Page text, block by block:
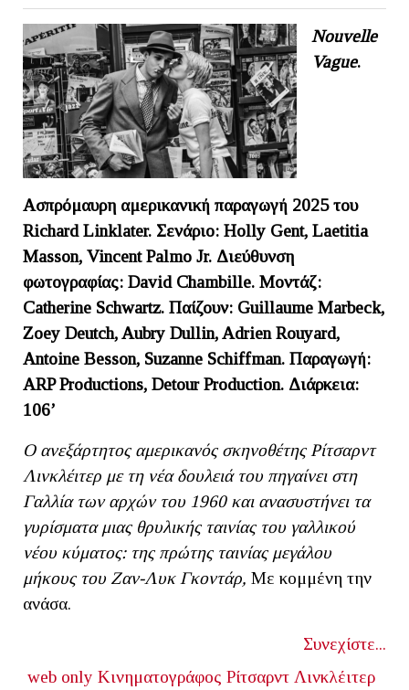
Nouvelle
Vague.
Ασπρόμαυρη αμερικανική παραγωγή 2025 του
Richard Linklater. Σενάριο: Holly Gent, Laetitia
Masson, Vincent Palmo Jr. Διεύθυνση
φωτογραφίας: David Chambille. Μοντάζ:
Catherine Schwartz. Παίζουν: Guillaume Marbeck,
Zoey Deutch, Aubry Dullin, Adrien Rouyard,
Antoine Besson, Suzanne Schiffman. Παραγωγή:
ARP Productions, Detour Production. Διάρκεια:
106’
Ο ανεξάρτητος αμερικανός σκηνοθέτης Ρίτσαρντ
Λινκλέιτερ με τη νέα δουλειά του πηγαίνει στη
Γαλλία των αρχών του 1960 και ανασυστήνει τα
γυρίσματα μιας θρυλικής ταινίας του γαλλικού
νέου κύματος: της πρώτης ταινίας μεγάλου
μήκους του Ζαν-Λυκ Γκοντάρ, Με κομμένη την
ανάσα.
Συνεχίστε...
web only Κινηματογράφος Ρίτσαρντ Λινκλέιτερ